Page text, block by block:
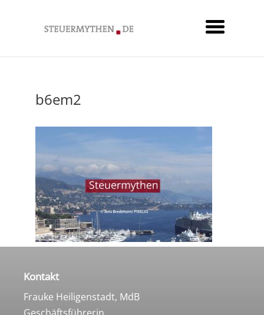
b6em2
Kontakt
Frauke Heiligenstadt, MdB